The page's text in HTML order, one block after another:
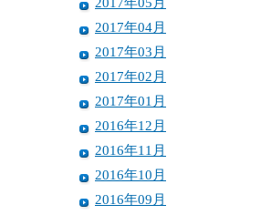
2017年04月
2017年03月
2017年02月
2017年01月
2016年12月
2016年11月
2016年10月
2016年09月